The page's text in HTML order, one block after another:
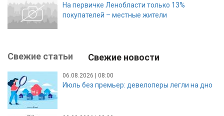
На первичке Ленобласти только 13%
покупателей – местные жители
Свежие статьи Свежие новости
06.08.2026 | 08:00
Июль без премьер: девелоперы легли на дно